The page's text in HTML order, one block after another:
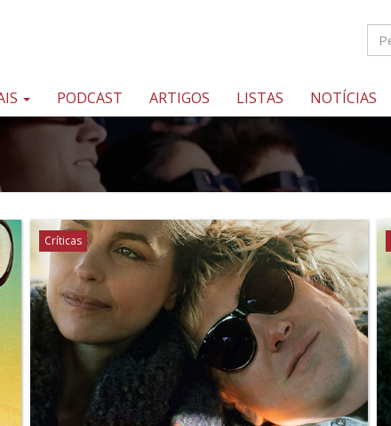
PODCAST ARTIGOS LISTAS NOTÍCIAS
Críticas